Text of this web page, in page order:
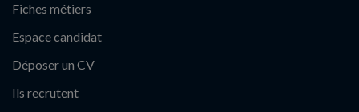
Fiches métiers
Espace candidat
Déposer un CV
Ils recrutent